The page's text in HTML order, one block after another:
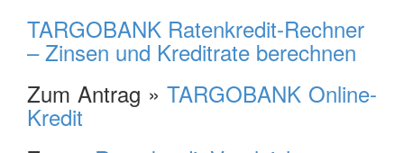
TARGOBANK Ratenkredit-Rechner
– Zinsen und Kreditrate berechnen
Zum Antrag » TARGOBANK Online-
Kredit